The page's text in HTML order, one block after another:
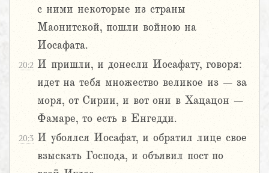
с ними некоторые из страны
Маонитской, пошли войною на
Иосафата.
20:2 И пришли, и донесли Иосафату, говоря:
идет на тебя множество великое из – за
моря, от Сирии, и вот они в Хацацон –
Фамаре, то есть в Енгедди.
20:3 И убоялся Иосафат, и обратил лице свое
взыскать Господа, и объявил пост по